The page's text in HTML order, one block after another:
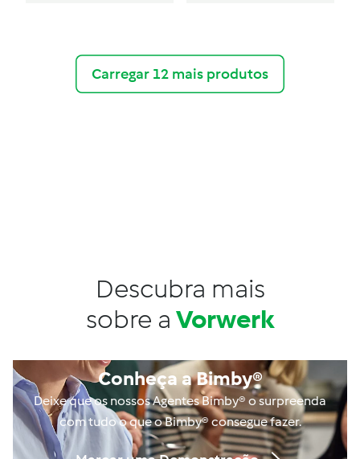
Carregar 12 mais produtos
Descubra mais
sobre a Vorwerk
Conheça a Bimby®
Deixe que os nossos Agentes Bimby® o surpreenda
com tudo o que o Bimby® consegue fazer.